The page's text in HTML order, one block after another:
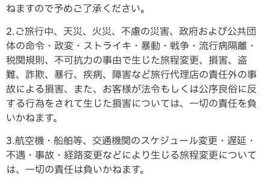
ねますので予めご了承ください。
2.ご旅行中、天災、火災、不慮の災害、政府および公共団
体の命令・政変・ストライキ・暴動・戦争・流行病隔離・
税関規則、不可抗力の事由で生じた旅程変更、損害、盗
難、詐欺、暴行、疾病、障害など旅行代理店の責任外の事
故による損害、また、お客様が法令もしくは公序良俗に反
する行為をされて生じた損害については、一切の責任を負
いかねます。
3.航空機・船舶等、交通機関のスケジュール変更・遅延・
不遇・事故・経路変更などにより生じる旅程変更について
は、一切の責任は負いかねます。